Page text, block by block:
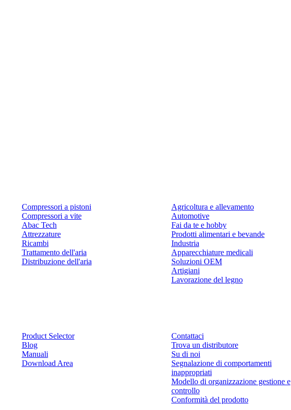
Compressori a pistoni
Compressori a vite
Abac Tech
Attrezzature
Ricambi
Trattamento dell'aria
Distribuzione dell'aria
Agricoltura e allevamento
Automotive
Fai da te e hobby
Prodotti alimentari e bevande
Industria
Apparecchiature medicali
Soluzioni OEM
Artigiani
Lavorazione del legno
Product Selector
Blog
Manuali
Download Area
Contattaci
Trova un distributore
Su di noi
Segnalazione di comportamenti
inappropriati
Modello di organizzazione gestione e
controllo
Conformità del prodotto